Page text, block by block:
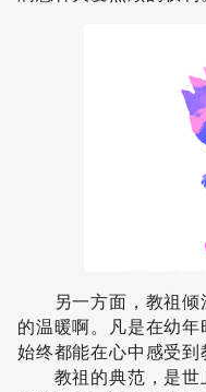
另一方面，教祖倾
的温暖啊。凡是在幼年
始终都能在心中感受到
教祖的典范，是世